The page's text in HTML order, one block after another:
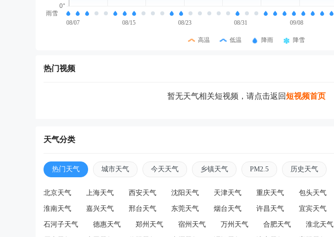
雨雪
08/07
08/15 08/23 08/31 09/08
高温 低温 降雨 降雪
热门视频
暂无天气相关短视频，请点击返回短视频首页
天气分类
热门天气 城市天气 今天天气 乡镇天气 PM2.5 历史天气
北京天气 上海天气 西安天气 沈阳天气 天津天气 重庆天气 包头天气
淮南天气 嘉兴天气 邢台天气 东莞天气 烟台天气 许昌天气 宜宾天气
石河子天气 德惠天气 郑州天气 宿州天气 万州天气 合肥天气 淮北天气